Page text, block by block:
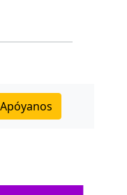
Apóyanos